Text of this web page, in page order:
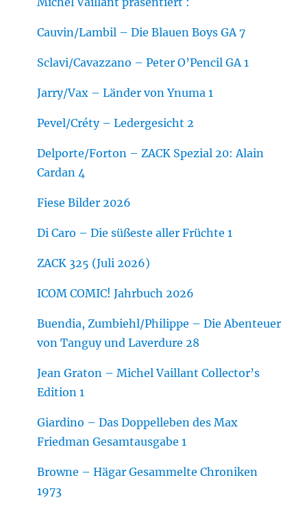
Cauvin/Lambil – Die Blauen Boys GA 7
Sclavi/Cavazzano – Peter O’Pencil GA 1
Jarry/Vax – Länder von Ynuma 1
Pevel/Créty – Ledergesicht 2
Delporte/Forton – ZACK Spezial 20: Alain
Cardan 4
Fiese Bilder 2026
Di Caro – Die süßeste aller Früchte 1
ZACK 325 (Juli 2026)
ICOM COMIC! Jahrbuch 2026
Buendia, Zumbiehl/Philippe – Die Abenteuer
von Tanguy und Laverdure 28
Jean Graton – Michel Vaillant Collector’s
Edition 1
Giardino – Das Doppelleben des Max
Friedman Gesamtausgabe 1
Browne – Hägar Gesammelte Chroniken
1973